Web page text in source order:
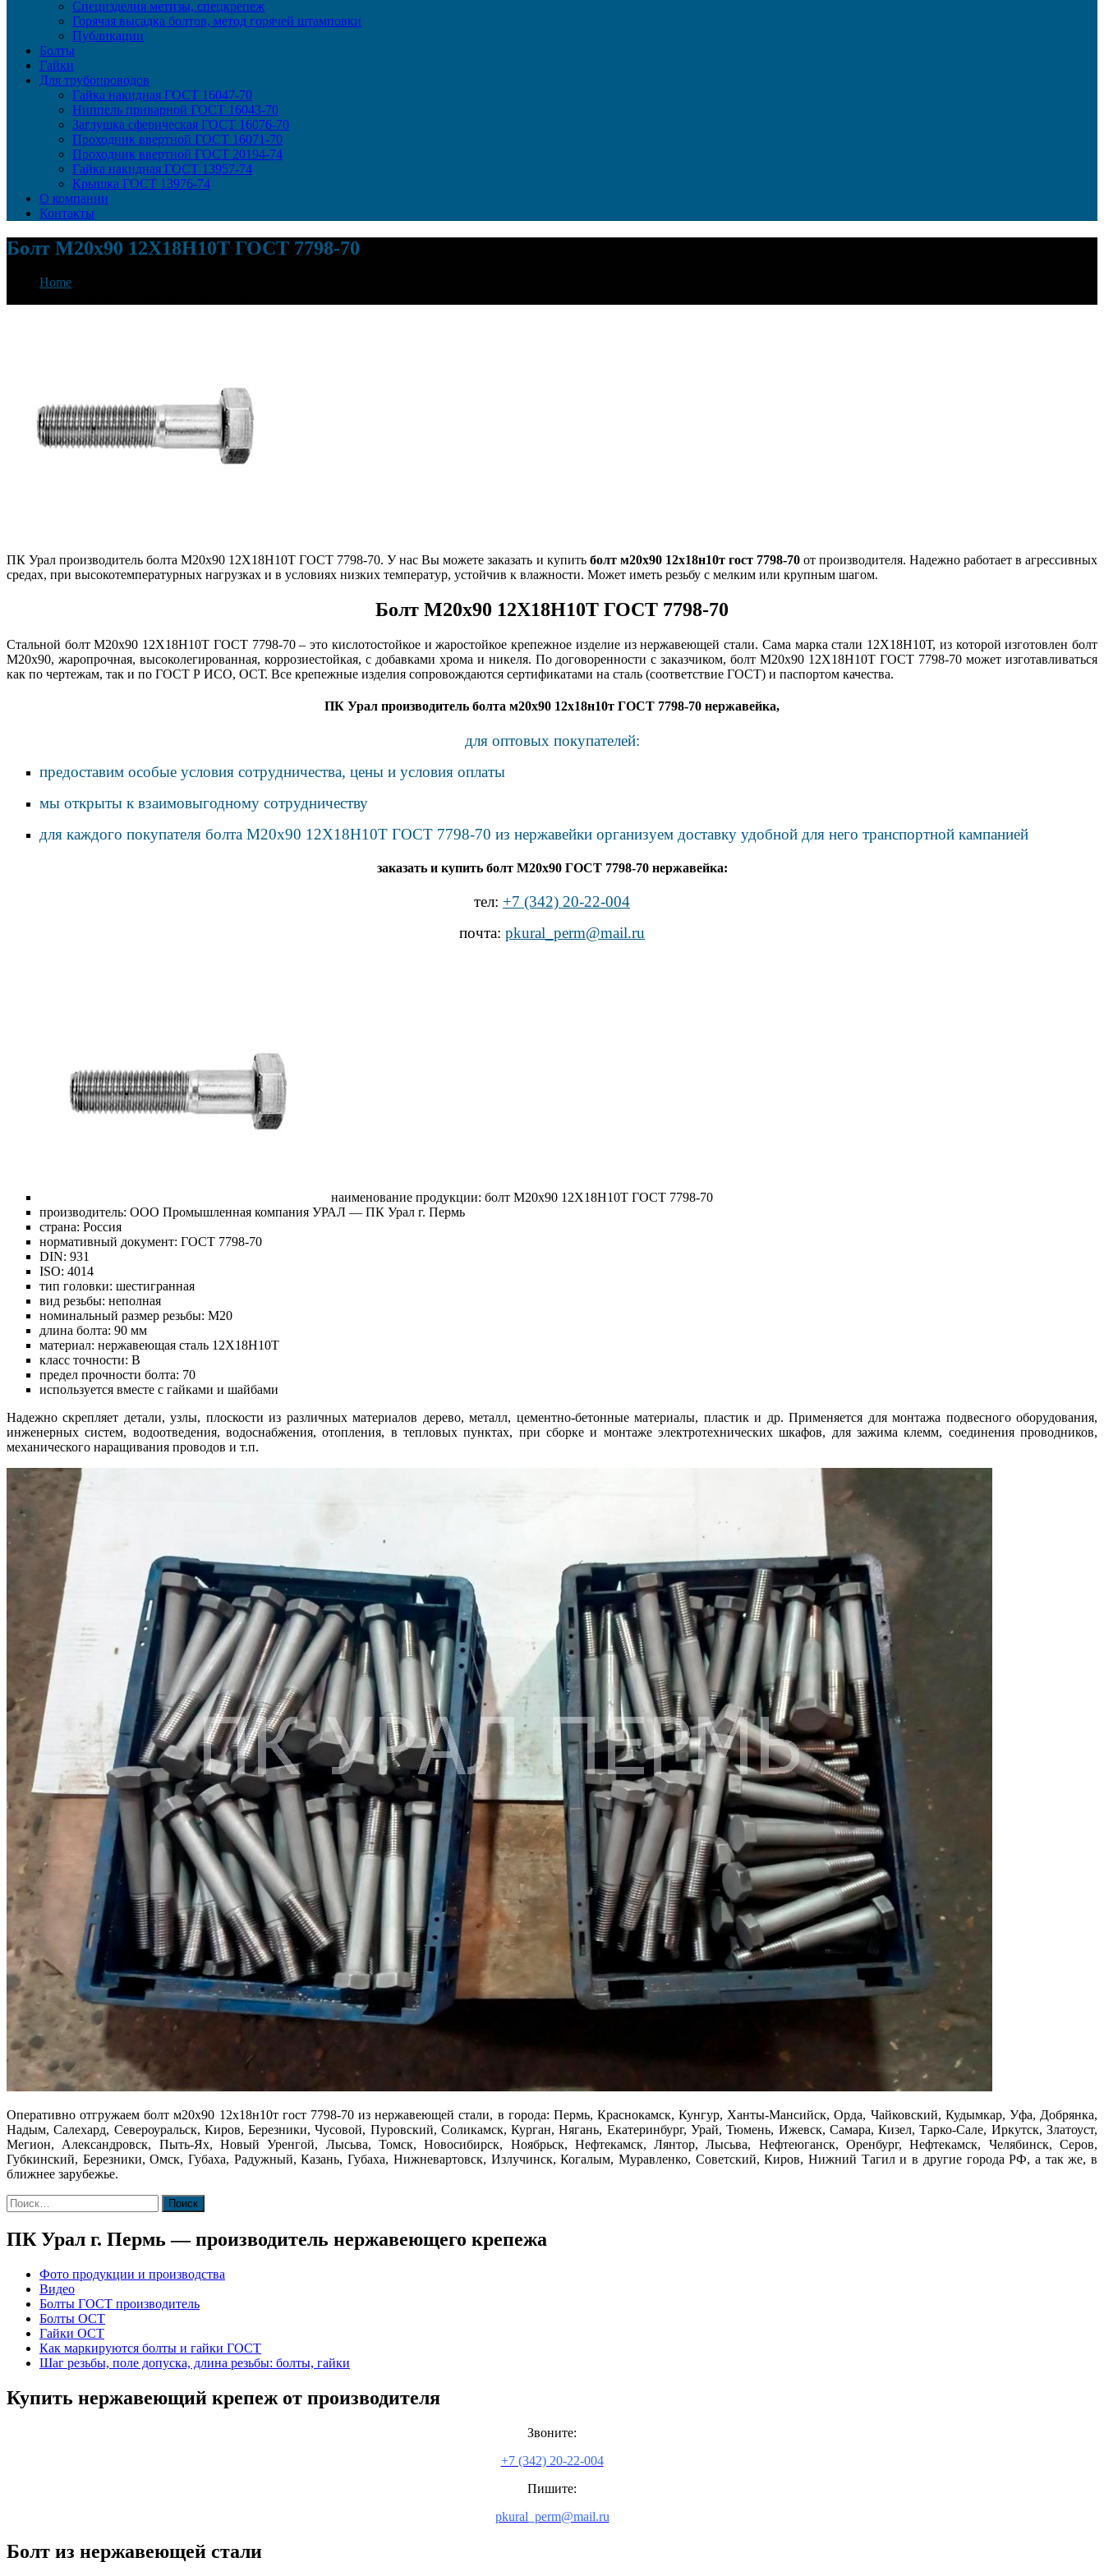
Специзделия метизы, cпецкрепеж
Горячая высадка болтов, метод горячей штамповки
Публикации
Болты
Гайки
Для трубопроводов
Гайка накидная ГОСТ 16047-70
Ниппель приварной ГОСТ 16043-70
Заглушка сферическая ГОСТ 16076-70
Проходник ввертной ГОСТ 16071-70
Проходник ввертной ГОСТ 20194-74
Гайка накидная ГОСТ 13957-74
Крышка ГОСТ 13976-74
О компании
Контакты
Болт М20х90 12Х18Н10Т ГОСТ 7798-70
Home
ПК Урал производитель болта М20х90 12Х18Н10Т ГОСТ 7798-70. У нас Вы можете заказать и купить болт м20х90 12х18н10т гост 7798-70от производителя. Надежно работает в агрессивных
средах, при высокотемпературных нагрузках и в условиях низких температур, устойчив к влажности. Может иметь резьбу с мелким или крупным шагом.
Болт М20х90 12Х18Н10Т ГОСТ 7798-70
Стальной болт М20х90 12Х18Н10Т ГОСТ 7798-70 – это кислотостойкое и жаростойкое крепежное изделие из нержавеющей стали. Сама марка стали 12Х18Н10Т, из которой изготовлен болт
М20х90, жаропрочная, высоколегированная, коррозиестойкая, с добавками хрома и никеля. По договоренности с заказчиком, болт М20х90 12Х18Н10Т ГОСТ 7798-70 может изготавливаться
как по чертежам, так и по ГОСТ Р ИСО, ОСТ. Все крепежные изделия сопровождаются сертификатами на сталь (соответствие ГОСТ) и паспортом качества.
ПК Урал производитель болта м20х90 12х18н10т ГОСТ 7798-70 нержавейка,
для оптовых покупателей:
предоставим особые условия сотрудничества, цены и условия оплаты
мы открыты к взаимовыгодному сотрудничеству
для каждого покупателя болта М20х90 12Х18Н10Т ГОСТ 7798-70 из нержавейки организуем доставку удобной для него транспортной кампанией
заказать и купить болт М20х90 ГОСТ 7798-70 нержавейка:
тел: +7 (342) 20-22-004
почта: pkural_perm@mail.ru
наименование продукции: болт М20х90 12Х18Н10Т ГОСТ 7798-70
производитель: ООО Промышленная компания УРАЛ — ПК Урал г. Пермь
страна: Россия
нормативный документ: ГОСТ 7798-70
DIN: 931
ISO: 4014
тип головки: шестигранная
вид резьбы: неполная
номинальный размер резьбы: М20
длина болта: 90 мм
материал: нержавеющая сталь 12Х18Н10Т
класс точности: В
предел прочности болта: 70
используется вместе с гайками и шайбами
Надежно скрепляет детали, узлы, плоскости из различных материалов дерево, металл, цементно-бетонные материалы, пластик и др. Применяется для монтажа подвесного оборудования,
инженерных систем, водоотведения, водоснабжения, отопления, в тепловых пунктах, при сборке и монтаже электротехнических шкафов, для зажима клемм, соединения проводников,
механического наращивания проводов и т.п.
Оперативно отгружаем болт м20х90 12х18н10т гост 7798-70 из нержавеющей стали, в города: Пермь, Краснокамск, Кунгур, Ханты-Мансийск, Орда, Чайковский, Кудымкар, Уфа, Добрянка,
Надым, Салехард, Североуральск, Киров, Березники, Чусовой, Пуровский, Соликамск, Курган, Нягань, Екатеринбург, Урай, Тюмень, Ижевск, Самара, Кизел, Тарко-Сале, Иркутск, Златоуст,
Мегион, Александровск, Пыть-Ях, Новый Уренгой, Лысьва, Томск, Новосибирск, Ноябрьск, Нефтекамск, Лянтор, Лысьва, Нефтеюганск, Оренбург, Нефтекамск, Челябинск, Серов,
Губкинский, Березники, Омск, Губаха, Радужный, Казань, Губаха, Нижневартовск, Излучинск, Когалым, Муравленко, Советский, Киров, Нижний Тагил и в другие города РФ, а так же, в
ближнее зарубежье.
Найти:
ПК Урал г. Пермь — производитель нержавеющего крепежа
Фото продукции и производства
Видео
Болты ГОСТ производитель
Болты ОСТ
Гайки ОСТ
Как маркируются болты и гайки ГОСТ
Шаг резьбы, поле допуска, длина резьбы: болты, гайки
Купить нержавеющий крепеж от производителя
Звоните:
+7 (342) 20-22-004
Пишите:
pkural_perm@mail.ru
Болт из нержавеющей стали